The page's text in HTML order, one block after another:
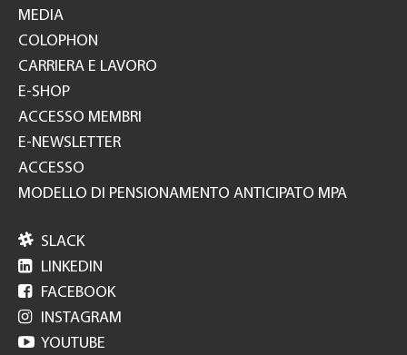
MEDIA
COLOPHON
CARRIERA E LAVORO
E-SHOP
ACCESSO MEMBRI
E-NEWSLETTER
ACCESSO
MODELLO DI PENSIONAMENTO ANTICIPATO MPA
 SLACK
 LINKEDIN
 FACEBOOK
 INSTAGRAM
 YOUTUBE